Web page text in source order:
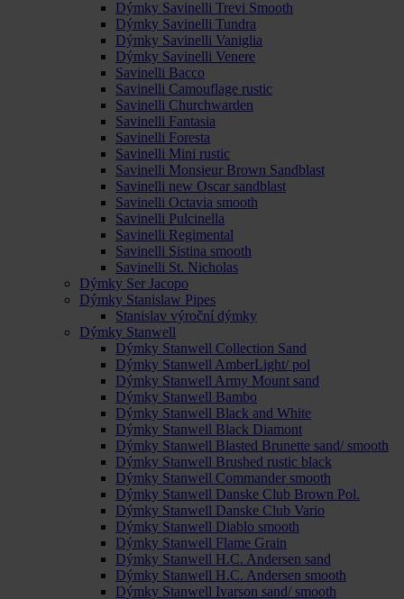
Dýmky Savinelli Trevi Smooth
Dýmky Savinelli Tundra
Dýmky Savinelli Vaniglia
Dýmky Savinelli Venere
Savinelli Bacco
Savinelli Camouflage rustic
Savinelli Churchwarden
Savinelli Fantasia
Savinelli Foresta
Savinelli Mini rustic
Savinelli Monsieur Brown Sandblast
Savinelli new Oscar sandblast
Savinelli Octavia smooth
Savinelli Pulcinella
Savinelli Regimental
Savinelli Sistina smooth
Savinelli St. Nicholas
Dýmky Ser Jacopo
Dýmky Stanislaw Pipes
Stanislav výroční dýmky
Dýmky Stanwell
Dýmky Stanwell Collection Sand
Dýmky Stanwell AmberLight/ pol
Dýmky Stanwell Army Mount sand
Dýmky Stanwell Bambo
Dýmky Stanwell Black and White
Dýmky Stanwell Black Diamont
Dýmky Stanwell Blasted Brunette sand/ smooth
Dýmky Stanwell Brushed rustic black
Dýmky Stanwell Commander smooth
Dýmky Stanwell Danske Club Brown Pol.
Dýmky Stanwell Danske Club Vario
Dýmky Stanwell Diablo smooth
Dýmky Stanwell Flame Grain
Dýmky Stanwell H.C. Andersen sand
Dýmky Stanwell H.C. Andersen smooth
Dýmky Stanwell Ivarson sand/ smooth